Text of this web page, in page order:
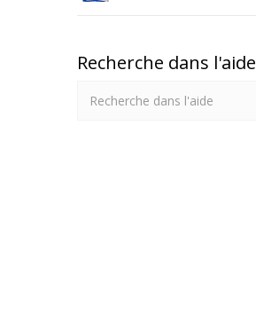
Recherche dans l'aide